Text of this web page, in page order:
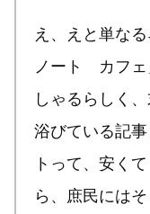
え、えと単な
ノート カフェ
しゃるらしく
浴びている記
トって、安く
ら、庶民には